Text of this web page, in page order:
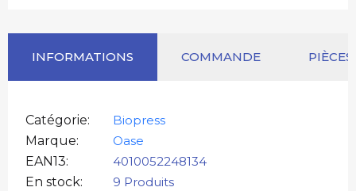
INFORMATIONS COMMANDE
Catégorie
Biopress
Marque
Oase
EAN13
4010052248134
En stock
9 Produits